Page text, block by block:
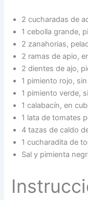
2 cucharadas de
1 cebolla grande,
2 zanahorias,
2 ramas de apio,
2 dientes de ajo,
1 pimiento rojo,
1 pimiento verde,
1 calabacín, en
1 lata de tomates
4 tazas de caldo
1 cucharadita de
Sal y pimienta